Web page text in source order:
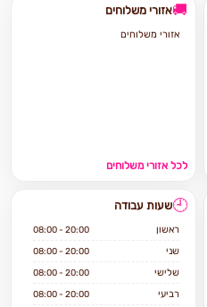
🚚אזורי משלוחים
אזורי משלוחים
לכל אזורי משלוחים
🕘שעות עבודה
ראשון 08:00 - 20:00
שני 08:00 - 20:00
שלישי 08:00 - 20:00
רביעי 08:00 - 20:00